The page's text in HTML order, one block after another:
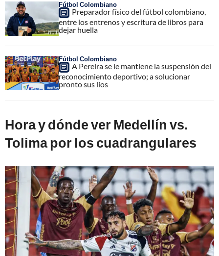
Fútbol Colombiano
Preparador físico del fútbol colombiano,
entre los entrenos y escritura de libros para
dejar huella
Fútbol Colombiano
A Pereira se le mantiene la suspensión del
reconocimiento deportivo; a solucionar
pronto sus líos
Hora y dónde ver Medellín vs.
Tolima por los cuadrangulares